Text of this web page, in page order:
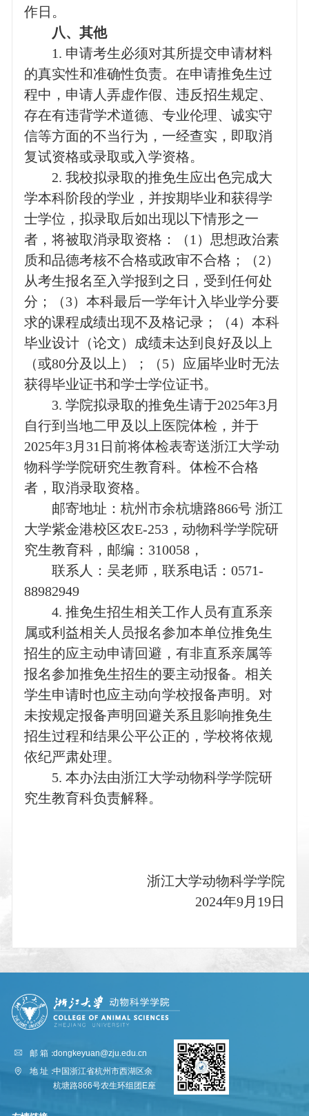
作日。
八、其他
1. 申请考生必须对其所提交申请材料
的真实性和准确性负责。在申请推免生过
程中，申请人弄虚作假、违反招生规定、
存在有违背学术道德、专业伦理、诚实守
信等方面的不当行为，一经查实，即取消
复试资格或录取或入学资格。
2. 我校拟录取的推免生应出色完成大
学本科阶段的学业，并按期毕业和获得学
士学位，拟录取后如出现以下情形之一
者，将被取消录取资格：（1 ）思想政治素
质和品德考核不合格或政审不合格；（2）
从考生报名至入学报到之日，受到任何处
分；（3）本科最后一学年计入毕业学分要
求的课程成绩出现不及格记录；（4）本科
毕业设计（论文）成绩未达到良好及以上
（或80分及以上）；（5）应届毕业时无法
获得毕业证书和学士学位证书。
3. 学院拟录取的推免生请于2025年3月
自行到当地二甲及以上医院体检，并于
2025年3月 31 日前将体检表寄送浙江大学动
物科学学院研究生教育科。体检不合格
者，取消录取资格。
邮寄地址：杭州市余杭塘路866号 浙江
大学紫金港校区农E-253，动物科学学院研
究生教育科，邮编： 310058，
联系人：吴老师，联系电话： 0571-
88982949
4. 推免生招生相关工作人员有直系亲
属或利益相关人员报名参加本单位推免生
招生的应主动申请回避，有非直系亲属等
报名参加推免生招生的要主动报备。相关
学生申请时也应主动向学校报备声明。对
未按规定报备声明回避关系且影响推免生
招生过程和结果公平公正的，学校将依规
依纪严肃处理。
5. 本办法由浙江大学动物科学学院研
究生教育科负责解释。
浙江大学动物科学学院
2024年9月 19日
邮 箱：dongkeyuan@zju.edu.cn
地 址：中国浙江省杭州市西湖区余
杭塘路866号农生环组团E座